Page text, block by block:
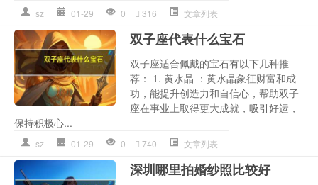
sz 01-29 0 316 文章列表
双子座代表什么宝石
双子座适合佩戴的宝石有以下几种推
荐： 1. 黄水晶 ：黄水晶象征财富和成
功，能提升创造力和自信心，帮助双子
座在事业上取得更大成就，吸引好运，
保持积极心...
sz 01-29 0 740 文章列表
深圳哪里拍婚纱照比较好